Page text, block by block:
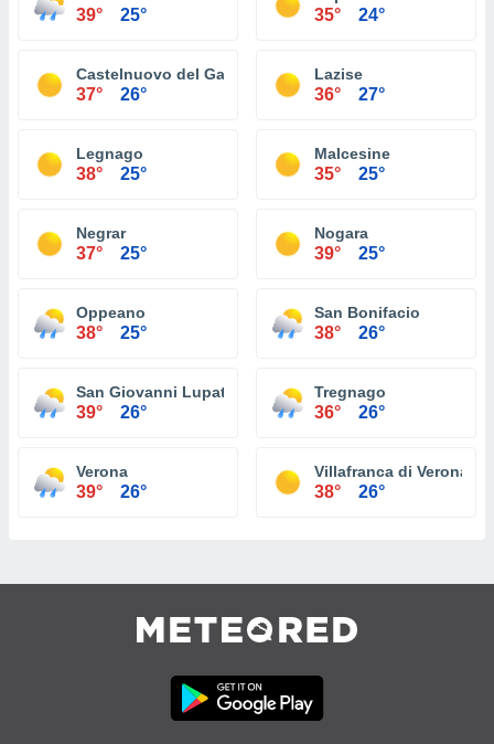
39° 25° 35° 24°
Castelnuovo del Garda
37° 26°
Lazise
36° 27°
Legnago
38° 25°
Malcesine
35° 25°
Negrar
37° 25°
Nogara
39° 25°
Oppeano
38° 25°
San Bonifacio
38° 26°
San Giovanni Lupatoto
39° 26°
Tregnago
36° 26°
Verona
39° 26°
Villafranca di Verona
38° 26°